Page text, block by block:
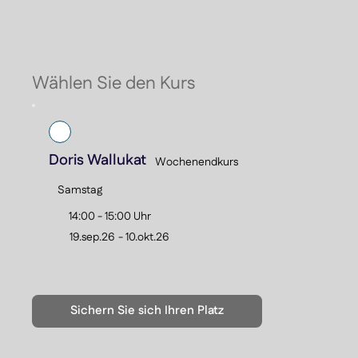
Wählen Sie den Kurs
Doris Wallukat Wochenendkurs
Samstag
14:00 - 15:00 Uhr
19.sep.26 -10.okt.26
Sichern Sie sich Ihren Platz